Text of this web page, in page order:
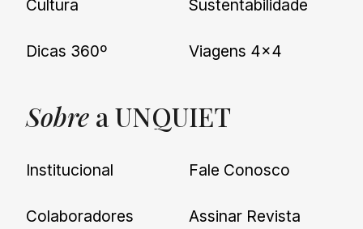
Cultura
Dicas 360º
Sustentabilidade
Viagens 4×4
Sobre a UNQUIET
Institucional
Colaboradores
Fale Conosco
Assinar Revista